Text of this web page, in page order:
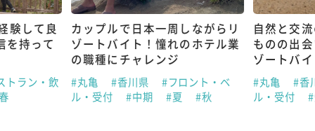
験して良
を持って
トラン・飲
カップルで日本一周しながらリ
ゾートバイト！憧れのホテル業
の職種にチャレンジ
#丸亀 #香川県
#フロント・ベ
ル・受付
#中期 #夏 #秋
自然と交
ものの出
ゾートバ
#丸亀
#香
ル・受付